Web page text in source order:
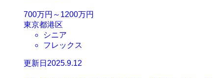
700万円～1200万円
東京都港区
シニア
フレックス
更新日2025.9.12